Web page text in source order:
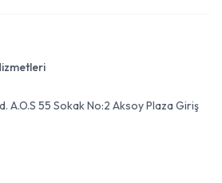
A.O.S 55 Sokak No:2 Aksoy Plaza Giriş